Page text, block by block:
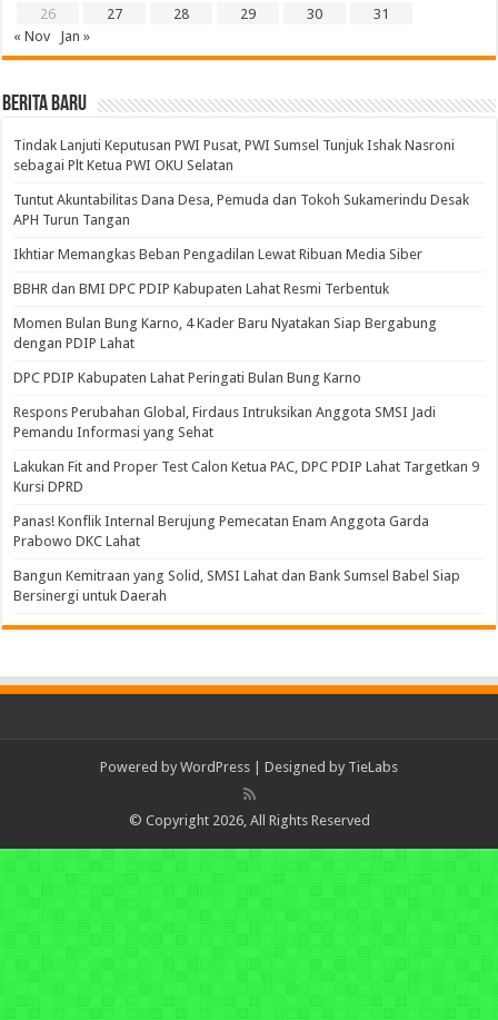
26
27 28 29 30
31
« Nov
Jan »
BERITA BARU
Tindak Lanjuti Keputusan PWI Pusat, PWI Sumsel Tunjuk Ishak Nasroni
sebagai Plt Ketua PWI OKU Selatan
Tuntut Akuntabilitas Dana Desa, Pemuda dan Tokoh Sukamerindu Desak
APH Turun Tangan
Ikhtiar Memangkas Beban Pengadilan Lewat Ribuan Media Siber
BBHR dan BMI DPC PDIP Kabupaten Lahat Resmi Terbentuk
Momen Bulan Bung Karno, 4 Kader Baru Nyatakan Siap Bergabung
dengan PDIP Lahat
DPC PDIP Kabupaten Lahat Peringati Bulan Bung Karno
Respons Perubahan Global, Firdaus Intruksikan Anggota SMSI Jadi
Pemandu Informasi yang Sehat
Lakukan Fit and Proper Test Calon Ketua PAC, DPC PDIP Lahat Targetkan 9
Kursi DPRD
Panas! Konflik Internal Berujung Pemecatan Enam Anggota Garda
Prabowo DKC Lahat
Bangun Kemitraan yang Solid, SMSI Lahat dan Bank Sumsel Babel Siap
Bersinergi untuk Daerah
Powered by WordPress | Designed by TieLabs
© Copyright 2026, All Rights Reserved